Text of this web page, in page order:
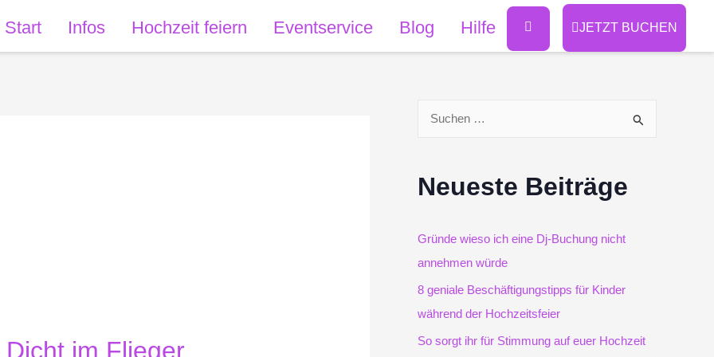
Start Infos Hochzeit feiern Eventservice Blog Hilfe JETZT BUCHEN
im Flieger
c
e
n
Neueste Beiträge
Gründe wieso ich eine Dj-Buchung nicht
annehmen würde
8 geniale Beschäftigungstipps für Kinder
während der Hochzeitsfeier
So sorgt ihr für Stimmung auf euer Hochzeit